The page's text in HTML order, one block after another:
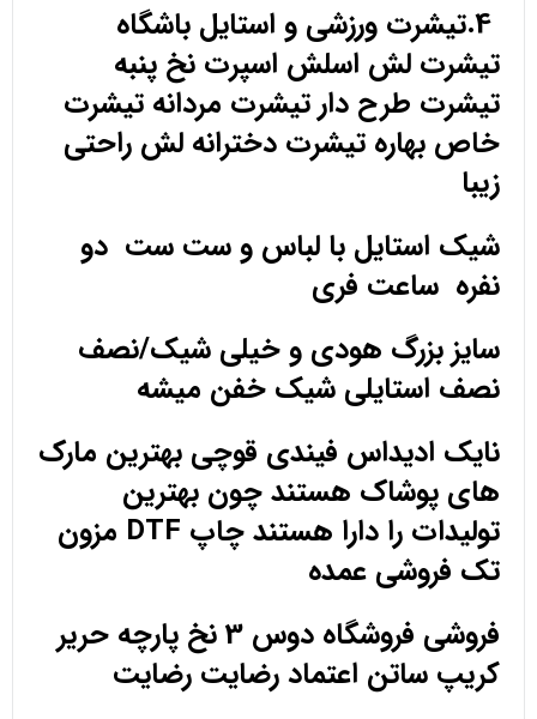
4.تیشرت ورزشی و استایل باشگاه
تیشرت لش اسلش اسپرت نخ پنبه
تیشرت طرح دار تیشرت مردانه تیشرت
خاص بهاره تیشرت دخترانه لش راحتی
زیبا
شیک استایل با لباس و ست ست دو
نفره ساعت فری
سایز بزرگ هودی و خیلی شیک/نصف
نصف استایلی شیک خفن میشه
نایک ادیداس فیندی قوچی بهترین مارک
های پوشاک هستند چون بهترین
تولیدات را دارا هستند چاپ DTF مزون
تک فروشی عمده
فروشی فروشگاه دوس 3 نخ پارچه حریر
کریپ ساتن اعتماد رضایت رضایت